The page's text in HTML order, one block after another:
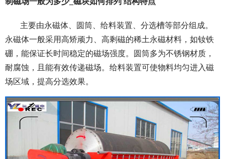
主要由永磁体、圆筒、给料装置、分选槽等部分组成。
永磁体一般采用高矫顽力、高剩磁的稀土永磁材料，如钕铁
硼，能保证长时间稳定的磁场强度。圆筒多为不锈钢材质，
耐腐蚀，且能有效传递磁场。给料装置可使物料均匀进入磁
场区域，提高分选效果。